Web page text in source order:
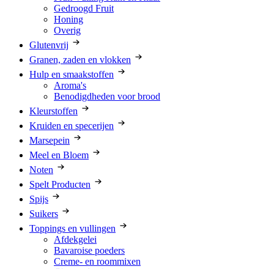
Gedroogd Fruit
Honing
Overig
Glutenvrij
Granen, zaden en vlokken
Hulp en smaakstoffen
Aroma's
Benodigdheden voor brood
Kleurstoffen
Kruiden en specerijen
Marsepein
Meel en Bloem
Noten
Spelt Producten
Spijs
Suikers
Toppings en vullingen
Afdekgelei
Bavaroise poeders
Creme- en roommixen